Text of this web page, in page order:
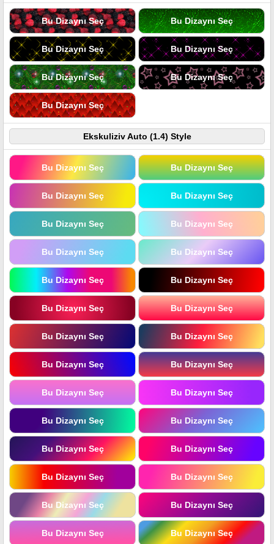
Bu Dizaynı Seç Bu Dizaynı Seç
Bu Dizaynı Seç Bu Dizaynı Seç
Bu Dizaynı Seç Bu Dizaynı Seç
Bu Dizaynı Seç
Ekskuliziv Auto (1.4) Style
Bu Dizaynı Seç Bu Dizaynı Seç
Bu Dizaynı Seç Bu Dizaynı Seç
Bu Dizaynı Seç Bu Dizaynı Seç
Bu Dizaynı Seç Bu Dizaynı Seç
Bu Dizaynı Seç Bu Dizaynı Seç
Bu Dizaynı Seç Bu Dizaynı Seç
Bu Dizaynı Seç Bu Dizaynı Seç
Bu Dizaynı Seç Bu Dizaynı Seç
Bu Dizaynı Seç Bu Dizaynı Seç
Bu Dizaynı Seç Bu Dizaynı Seç
Bu Dizaynı Seç Bu Dizaynı Seç
Bu Dizaynı Seç Bu Dizaynı Seç
Bu Dizaynı Seç Bu Dizaynı Seç
Bu Dizaynı Seç Bu Dizaynı Seç